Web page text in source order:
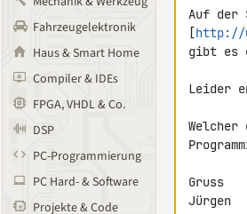
Fahrzeugelektronik
Haus & Smart Home
Compiler & IDEs
FPGA, VHDL & Co.
DSP
PC-Programmierung
PC Hard- & Software
Projekte & Code
Auf der
[http://
gibt es
Leider
Welcher
Gruss
Jürgen